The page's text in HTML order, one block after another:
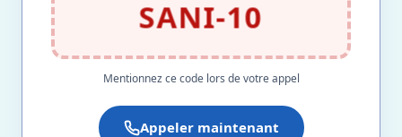
SANI-10
Mentionnez ce code lors de votre appel
Appeler maintenant